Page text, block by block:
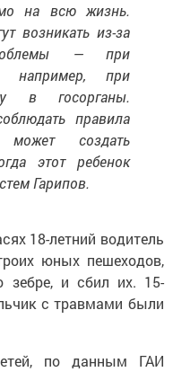
на всю жизнь.
возникать из-за
— при
например, при
в госорганы.
правила
может создать
этот ребенок
Гарипов.
18-летний водитель
юных пешеходов,
зебре, и сбил их. 15-
с травмами были
по данным ГАИ